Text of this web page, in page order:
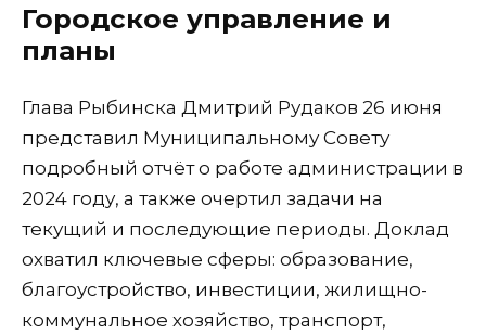
Городское управление и
планы
Глава Рыбинска Дмитрий Рудаков 26 июня
представил Муниципальному Совету
подробный отчёт о работе администрации в
2024 году, а также очертил задачи на
текущий и последующие периоды. Доклад
охватил ключевые сферы: образование,
благоустройство, инвестиции, жилищно-
коммунальное хозяйство, транспорт,